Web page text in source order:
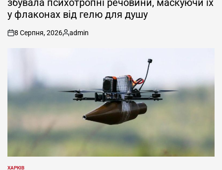
у флаконах від гелю для душу
on
8 Серпня, 2026
Опубліковано
admin
ХАРКІВ